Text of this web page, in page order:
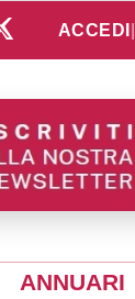
ACCEDI
ANNUARI